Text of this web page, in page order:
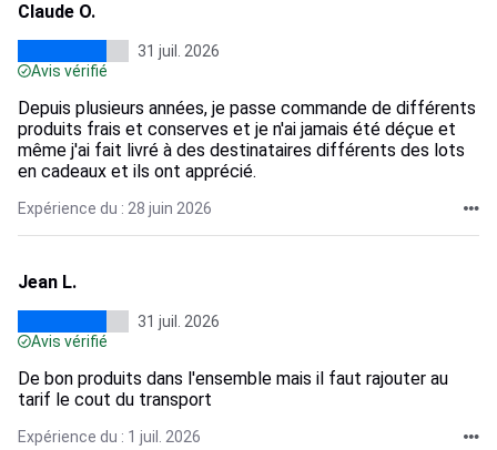
Claude O.
31 juil. 2026
Avis vérifié
Depuis plusieurs années, je passe commande de différents
produits frais et conserves et je n'ai jamais été déçue et
même j'ai fait livré à des destinataires différents des lots
en cadeaux et ils ont apprécié.
Expérience du : 28 juin 2026
Jean L.
31 juil. 2026
Avis vérifié
De bon produits dans l'ensemble mais il faut rajouter au
tarif le cout du transport
Expérience du : 1 juil. 2026